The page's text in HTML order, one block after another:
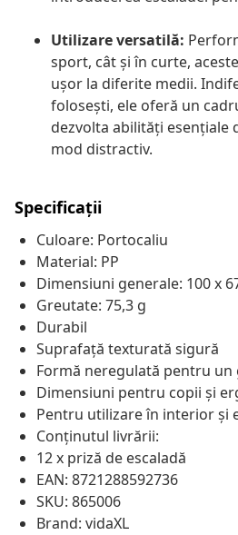
Utilizare versatilă:
sport, cât și în curte,
ușor la diferite medii.
folosești, ele oferă un
dezvolta abilități esențiale
mod distractiv.
Specificații
Culoare: Portocaliu
Material: PP
Dimensiuni generale: 100 x
Greutate: 75,3 g
Durabil
Suprafață texturată sigură
Formă neregulată pentru un
Dimensiuni pentru copii și
Pentru utilizare în interior și
Conținutul livrării:
12 x priză de escaladă
EAN: 8721288592736
SKU: 865006
Brand: vidaXL